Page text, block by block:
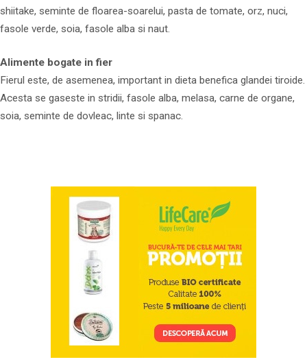
shiitake, seminte de floarea-soarelui, pasta de tomate, orz, nuci,
fasole verde, soia, fasole alba si naut.
Alimente bogate in fier
Fierul este, de asemenea, important in dieta benefica glandei tiroide.
Acesta se gaseste in stridii, fasole alba, melasa, carne de organe,
soia, seminte de dovleac, linte si spanac.